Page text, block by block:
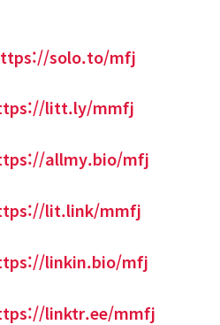
solo.to/mfj
litt.ly/mmfj
allmy.bio/mfj
lit.link/mmfj
linkin.bio/mfj
linktr.ee/mmfj